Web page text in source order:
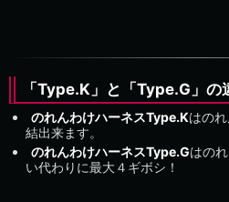
「Type.K」と「Type.G」の
のれんわけハーネスType.Kはの
結出来ます。
のれんわけハーネスType.Gはの
い代わりに最大４ギボシ！